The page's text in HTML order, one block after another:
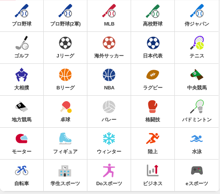
プロ野球 プロ野球(2軍) MLB 高校野球 侍ジャパン
ゴルフ Jリーグ 海外サッカー 日本代表 テニス
大相撲 Bリーグ NBA ラグビー 中央競馬
地方競馬 卓球 バレー 格闘技 バドミントン
モーター フィギュア ウィンター 陸上 水泳
自転車 学生スポーツ Doスポーツ ビジネス eスポーツ